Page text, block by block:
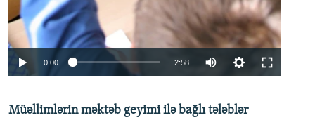
0:00 2:58
360p
Müəllimlərin məktəb geyimi ilə bağlı tələblər